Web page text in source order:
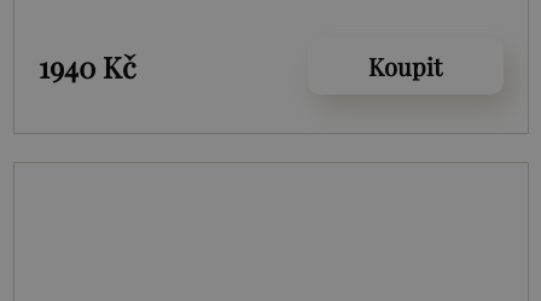
1940 Kč Koupit